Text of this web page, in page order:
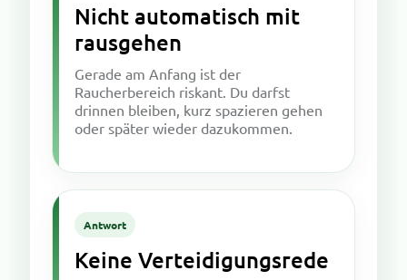
Nicht automatisch mit
rausgehen
Gerade am Anfang ist der
Raucherbereich riskant. Du darfst
drinnen bleiben, kurz spazieren gehen
oder später wieder dazukommen.
Antwort
Keine Verteidigungsrede